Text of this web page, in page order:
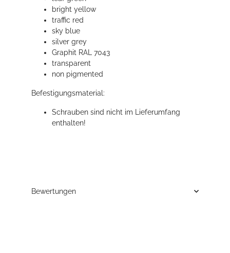
bright yellow
traffic red
sky blue
silver grey
Graphit RAL 7043
transparent
non pigmented
Befestigungsmaterial:
Schrauben sind nicht im Lieferumfang
enthalten!
Bewertungen